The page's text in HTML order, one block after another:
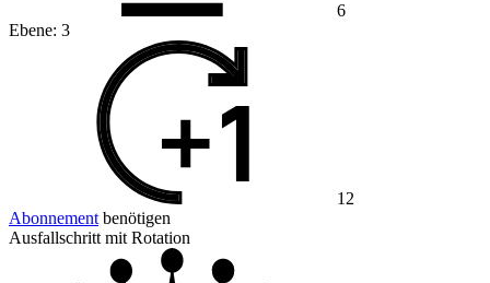
6
Ebene: 3
12
Abonnement benötigen
Ausfallschritt mit Rotation